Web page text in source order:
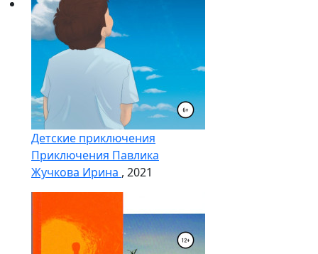
Детские приключения
Приключения Павлика
Жучкова Ирина , 2021